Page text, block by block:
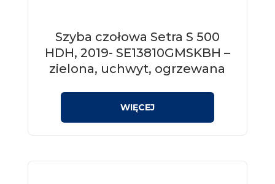
Szyba czołowa Setra S 500
HDH, 2019- SE13810GMSKBH –
zielona, uchwyt, ogrzewana